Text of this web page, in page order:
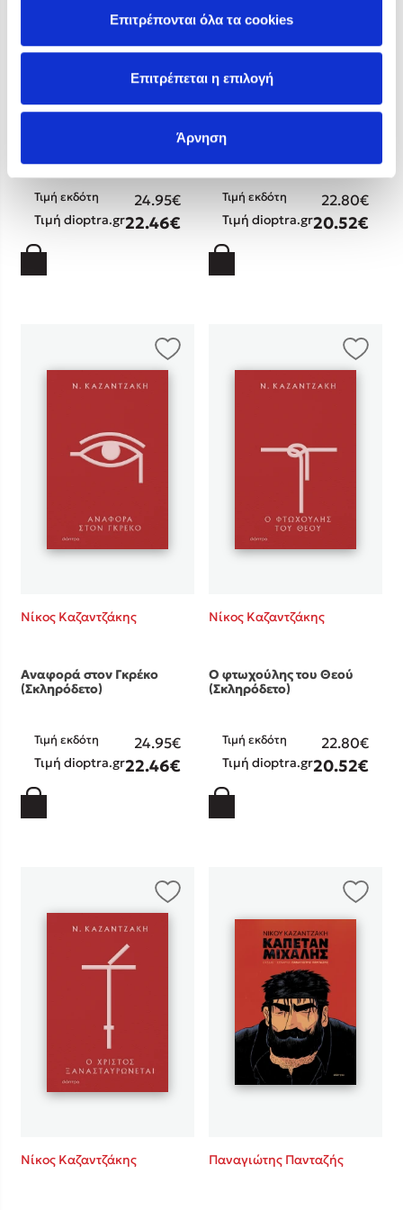
Επιτρέπονται όλα τα cookies
Επιτρέπεται η επιλογή
Άρνηση
Νίκος Καζαντζάκης
Τιμή εκδότη 24.95€
Τιμή dioptra.gr22.46€
Νίκος Καζαντζάκης
Οι αδερφοφάδες
(Σκληρόδετο)
Τιμή εκδότη 22.80€
Τιμή dioptra.gr20.52€
Νίκος Καζαντζάκης
Αναφορά στον Γκρέκο
(Σκληρόδετο)
Τιμή εκδότη 24.95€
Τιμή dioptra.gr22.46€
Νίκος Καζαντζάκης
Ο φτωχούλης του Θεού
(Σκληρόδετο)
Τιμή εκδότη 22.80€
Τιμή dioptra.gr20.52€
Νίκος Καζαντζάκης Παναγιώτης Πανταζής